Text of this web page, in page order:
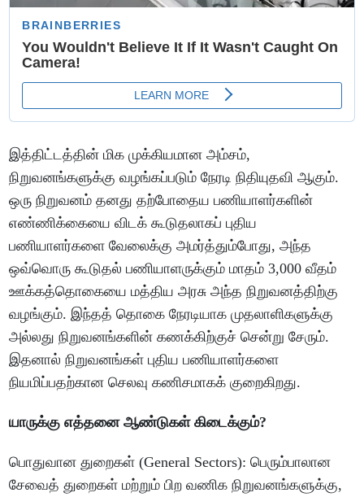
இத்திட்டத்தின் மிக முக்கியமான அம்சம்,
நிறுவனங்களுக்கு வழங்கப்படும் நேரடி நிதியுதவி ஆகும்.
ஒரு நிறுவனம் தனது தற்போதைய பணியாளர்களின்
எண்ணிக்கையை விடக் கூடுதலாகப் புதிய
பணியாளர்களை வேலைக்கு அமர்த்தும்போது, அந்த
ஒவ்வொரு கூடுதல் பணியாளருக்கும் மாதம் 3,000 வீதம்
ஊக்கத்தொகையை மத்திய அரசு அந்த நிறுவனத்திற்கு
வழங்கும். இந்தத் தொகை நேரடியாக முதலாளிகளுக்கு
அல்லது நிறுவனங்களின் கணக்கிற்குச் சென்று சேரும்.
இதனால் நிறுவனங்கள் புதிய பணியாளர்களை
நியமிப்பதற்கான செலவு கணிசமாகக் குறைகிறது.
யாருக்கு எத்தனை ஆண்டுகள் கிடைக்கும்?
பொதுவான துறைகள் (General Sectors): பெரும்பாலான
சேவைத் துறைகள் மற்றும் பிற வணிக நிறுவனங்களுக்கு,